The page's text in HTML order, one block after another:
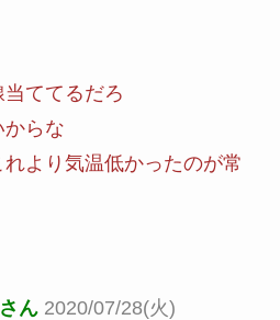
ててるだろ
らな
より気温低かったのが常
ん 2020/07/28(火)